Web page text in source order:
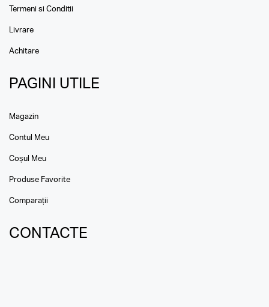
Termeni si Conditii
Livrare
Achitare
PAGINI UTILE
Magazin
Contul Meu
Coșul Meu
Produse Favorite
Comparații
CONTACTE